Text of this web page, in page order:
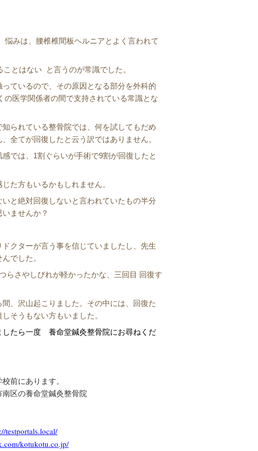
悩みは、腰椎椎間板ヘルニアとよく言われて
とはない と言うのが常識でした。
ているので、その原因となる部分を外科的
医学関係者の間で支持されている常識とな
られている整骨院では、何を試してもだめ
全てが回復したと云う訳ではありません。
では、1割ぐらいが手術で9割が回復したと
た方もいるかもしれません。
と絶対回復しないと言われていたもの半分
ませんか？
クターが言う事を信じていましたし、先生
でした。
らさやしびれが軽かったかな、三回目 回復す
、沢山起こりました。その中には、回復た
そうもない方もいました。
したら一度 養命堂鍼灸整骨院にお尋ねくだ
前にあります。
区の養命堂鍼灸整骨院
testportals.local/
kotukotu.co.jp/